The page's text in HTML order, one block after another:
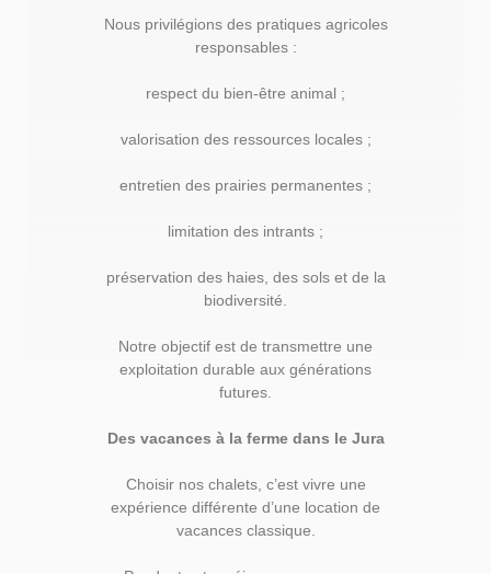
Nous privilégions des pratiques agricoles
responsables :
respect du bien-être animal ;
valorisation des ressources locales ;
entretien des prairies permanentes ;
limitation des intrants ;
préservation des haies, des sols et de la
biodiversité.
Notre objectif est de transmettre une
exploitation durable aux générations
futures.
Des vacances à la ferme dans le Jura
Choisir nos chalets, c’est vivre une
expérience différente d’une location de
vacances classique.